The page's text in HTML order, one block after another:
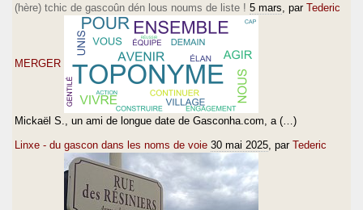
(hère) tchic de gascoûn dén lous noums de liste ! 5 mars , par Tederic
MERGER
Mickaël S., un ami de longue date de Gasconha.com, a (…)
Linxe - du gascon dans les noms de voie 30 mai 2025 , par Tederic